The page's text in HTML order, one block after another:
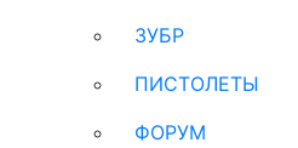
ЗУБР
ПИСТОЛЕТЫ
ФОРУМ